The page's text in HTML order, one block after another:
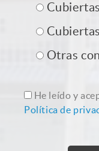
Otras
He leído y
Política de